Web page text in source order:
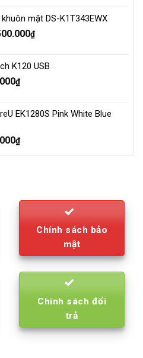
2.800.000₫.
mặt DS-K1T343EWX
₫Current
3.500.000₫.
K120 USB
₫Current
195.000₫.
EK1280S Pink White Blue
₫Current
Chính sách bảo
mật
Chính sách đổi
trả